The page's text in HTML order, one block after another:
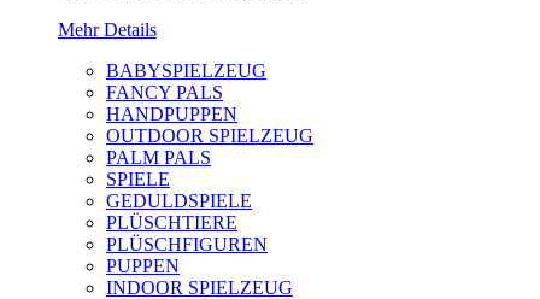
Mehr Details
BABYSPIELZEUG
FANCY PALS
HANDPUPPEN
OUTDOOR SPIELZEUG
PALM PALS
SPIELE
GEDULDSPIELE
PLÜSCHTIERE
PLÜSCHFIGUREN
PUPPEN
INDOOR SPIELZEUG